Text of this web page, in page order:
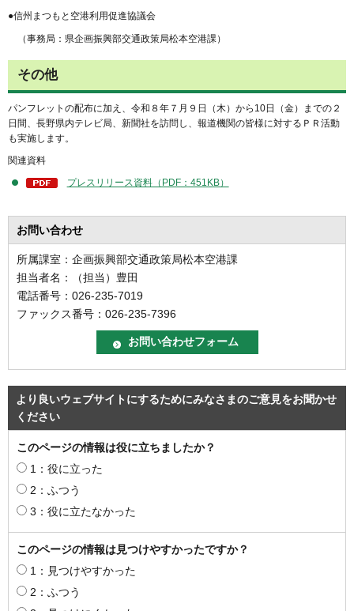
●信州まつもと空港利用促進協議会
（事務局：県企画振興部交通政策局松本空港課）
その他
パンフレットの配布に加え、令和８年７月９日（木）から10日（金）までの２
日間、長野県内テレビ局、新聞社を訪問し、報道機関の皆様に対するＰＲ活動
も実施します。
関連資料
プレスリリース資料（PDF：451KB）
お問い合わせ
所属課室：企画振興部交通政策局松本空港課
担当者名：（担当）豊田
電話番号：026-235-7019
ファックス番号：026-235-7396
より良いウェブサイトにするためにみなさまのご意見をお聞かせ
ください
このページの情報は役に立ちましたか？
1：役に立った
2：ふつう
3：役に立たなかった
このページの情報は見つけやすかったですか？
1：見つけやすかった
2：ふつう